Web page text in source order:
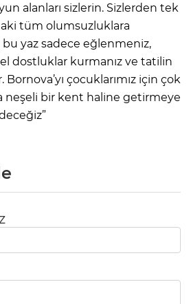
alanları sizlerin. Sizlerden tek
tüm olumsuzluklara
bu yaz sadece eğlenmeniz,
dostluklar kurmanız ve tatilin
Bornova’yı çocuklarımız için çok
neşeli bir kent haline getirmeye